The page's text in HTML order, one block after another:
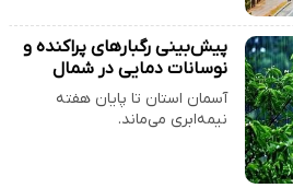
پیش‌بینی رگبارهای پراکنده و
نوسانات دمایی در شمال
آسمان استان تا پایان هفته
نیمه‌ابری می‌ماند.